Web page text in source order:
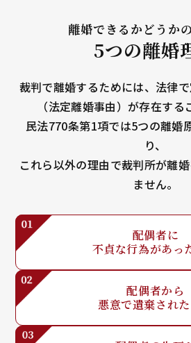
離婚できるかどうか
5つの離婚
裁判で離婚するためには、法律
（法定離婚事由）が存在する
民法770条第1項では5つの離婚
り、
これら以外の理由で裁判所が離
ません。
配偶者に
不貞な行為があっ
配偶者から
悪意で遺棄され